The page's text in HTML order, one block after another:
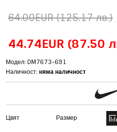
64.00EUR(125.17 лв.)
44.74EUR (87.50
Модел: DM7673-691
Наличност:няма наличност
Цвят Размер